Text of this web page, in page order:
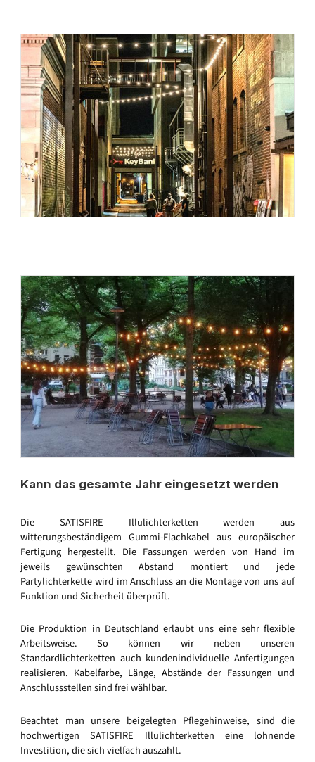
Kann das gesamte Jahr eingesetzt werden
Die SATISFIRE Illulichterketten werden aus
witterungsbeständigem Gummi-Flachkabel aus europäischer
Fertigung hergestellt. Die Fassungen werden von Hand im
jeweils gewünschten Abstand montiert und jede
Partylichterkette wird im Anschluss an die Montage von uns auf
Funktion und Sicherheit überprüft.
Die Produktion in Deutschland erlaubt uns eine sehr flexible
Arbeitsweise. So können wir neben unseren
Standardlichterketten auch kundenindividuelle Anfertigungen
realisieren. Kabelfarbe, Länge, Abstände der Fassungen und
Anschlussstellen sind frei wählbar.
Beachtet man unsere beigelegten Pflegehinweise, sind die
hochwertigen SATISFIRE Illulichterketten eine lohnende
Investition, die sich vielfach auszahlt.